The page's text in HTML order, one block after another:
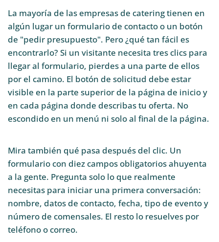
La mayoría de las empresas de catering tienen en
algún lugar un formulario de contacto o un botón
de "pedir presupuesto". Pero ¿qué tan fácil es
encontrarlo? Si un visitante necesita tres clics para
llegar al formulario, pierdes a una parte de ellos
por el camino. El botón de solicitud debe estar
visible en la parte superior de la página de inicio y
en cada página donde describas tu oferta. No
escondido en un menú ni solo al final de la página.
Mira también qué pasa después del clic. Un
formulario con diez campos obligatorios ahuyenta
a la gente. Pregunta solo lo que realmente
necesitas para iniciar una primera conversación:
nombre, datos de contacto, fecha, tipo de evento y
número de comensales. El resto lo resuelves por
teléfono o correo.